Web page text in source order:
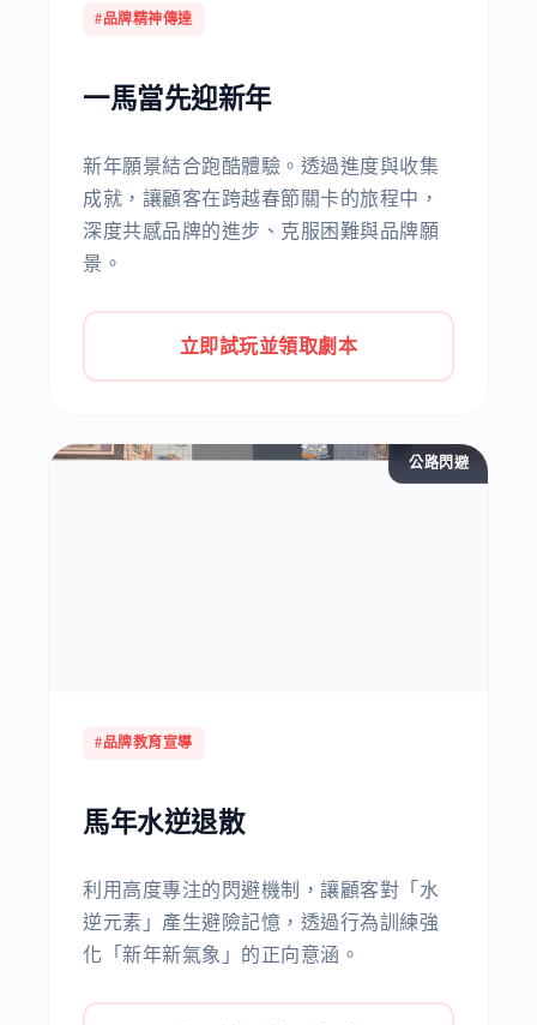
#品牌精神傳達
一馬當先迎新年
新年願景結合跑酷體驗。透過進度與收集
成就，讓顧客在跨越春節關卡的旅程中，
深度共感品牌的進步、克服困難與品牌願
景。
立即試玩並領取劇本
公路閃避
#品牌教育宣導
馬年水逆退散
利用高度專注的閃避機制，讓顧客對「水
逆元素」產生避險記憶，透過行為訓練強
化「新年新氣象」的正向意涵。